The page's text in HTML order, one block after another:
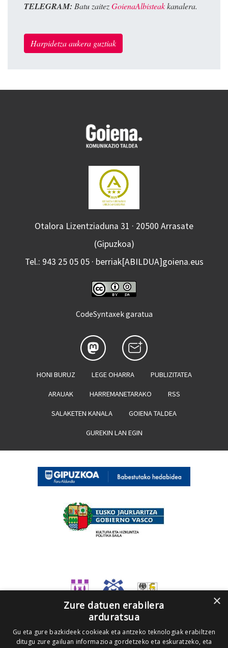
TELEGRAM: Batu zaitezGoienaAlbisteakkanalera.
Harpidetza aukera guztiak
Otalora Lizentziaduna 31 · 20500 Arrasate
(Gipuzkoa)
Tel.: 943 25 05 05 · berriak[ABILDUA]goiena.eus
CodeSyntaxek garatua
HONI BURUZ LEGE OHARRA PUBLIZITATEA
ARAUAK HARREMANETARAKO RSS
SALAKETEN KANALA GOIENA TALDEA
GUREKIN LAN EGIN
×
Zure datuen erabilera
arduratsua
Gu eta gure bazkideek cookieak eta antzeko teknologiak erabiltzen
ditugu zure gailuan informazioa gordetzeko eta eskuratzeko, eta